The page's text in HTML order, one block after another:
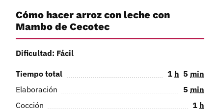
Cómo hacer arroz con leche con
Mambo de Cecotec
Dificultad: Fácil
Tiempo total 1 h 5 min
Elaboración
5 min
Cocción
1 h